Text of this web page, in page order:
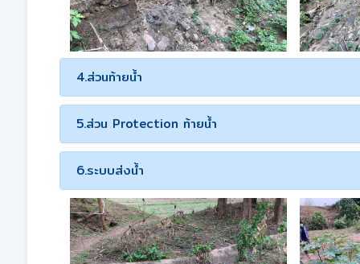
4.ส่วนท้ายน้ำ
5.ส่วน Protection ท้ายน้ำ
6.ระบบส่งน้ำ